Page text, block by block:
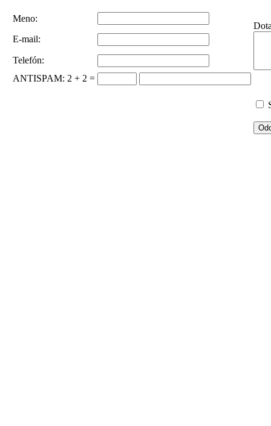
Meno:
E-mail:
Telefón:
ANTISPAM: 2 + 2 =